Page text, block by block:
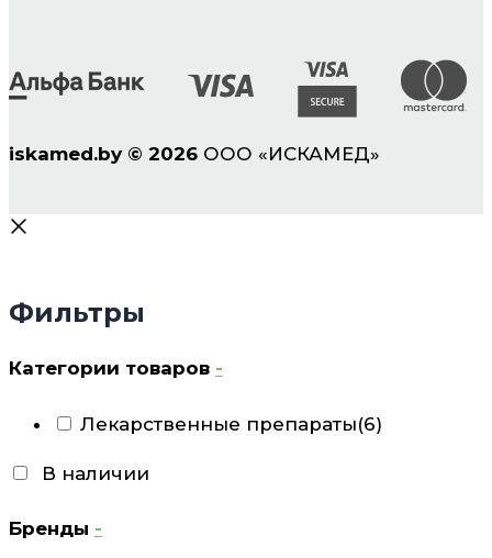
iskamed.by © 2026 ООО «ИСКАМЕД»
Фильтры
Категории товаров -
Лекарственные препараты(6)
В наличии
Бренды -